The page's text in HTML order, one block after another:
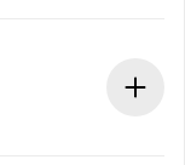
wenn der